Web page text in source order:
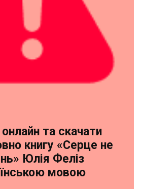
та скачати
книгу «Серце не
Юлія Феліз
мовою